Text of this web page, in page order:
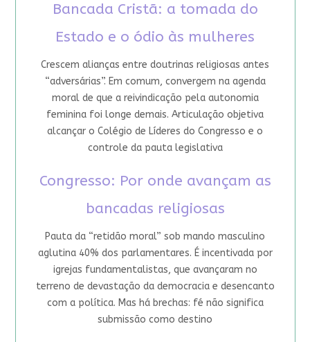
Bancada Cristã: a tomada do
Estado e o ódio às mulheres
Crescem alianças entre doutrinas religiosas antes
“adversárias”. Em comum, convergem na agenda
moral de que a reivindicação pela autonomia
feminina foi longe demais. Articulação objetiva
alcançar o Colégio de Líderes do Congresso e o
controle da pauta legislativa
Congresso: Por onde avançam as
bancadas religiosas
Pauta da “retidão moral” sob mando masculino
aglutina 40% dos parlamentares. É incentivada por
igrejas fundamentalistas, que avançaram no
terreno de devastação da democracia e desencanto
com a política. Mas há brechas: fé não significa
submissão como destino